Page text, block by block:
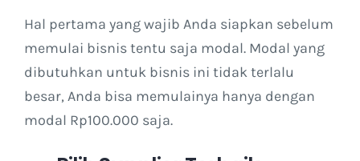
Hal pertama yang wajib Anda siapkan sebelum
memulai bisnis tentu saja modal. Modal yang
dibutuhkan untuk bisnis ini tidak terlalu
besar, Anda bisa memulainya hanya dengan
modal Rp100.000 saja.